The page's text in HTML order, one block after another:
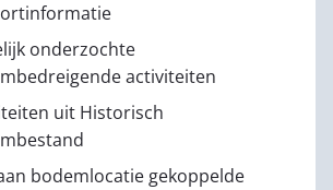
onderzochte
activiteiten
uit Historisch
bodemlocatie gekoppelde